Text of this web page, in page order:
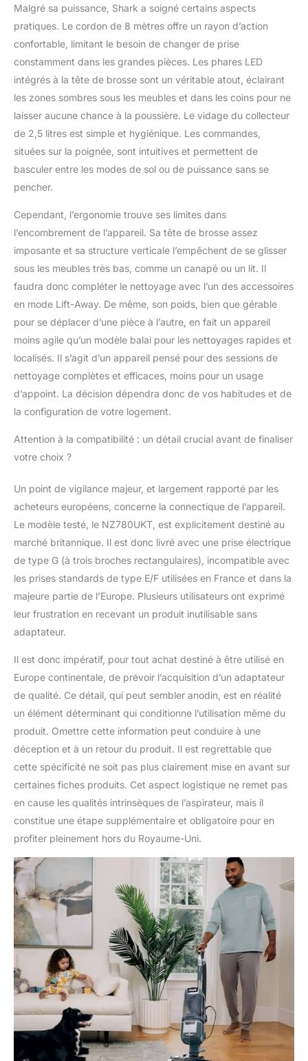
Malgré sa puissance, Shark a soigné certains aspects
pratiques. Le cordon de 8 mètres offre un rayon d’action
confortable, limitant le besoin de changer de prise
constamment dans les grandes pièces. Les phares LED
intégrés à la tête de brosse sont un véritable atout, éclairant
les zones sombres sous les meubles et dans les coins pour ne
laisser aucune chance à la poussière. Le vidage du collecteur
de 2,5 litres est simple et hygiénique. Les commandes,
situées sur la poignée, sont intuitives et permettent de
basculer entre les modes de sol ou de puissance sans se
pencher.
Cependant, l’ergonomie trouve ses limites dans
l’encombrement de l’appareil. Sa tête de brosse assez
imposante et sa structure verticale l’empêchent de se glisser
sous les meubles très bas, comme un canapé ou un lit. Il
faudra donc compléter le nettoyage avec l’un des accessoires
en mode Lift-Away. De même, son poids, bien que gérable
pour se déplacer d’une pièce à l’autre, en fait un appareil
moins agile qu’un modèle balai pour les nettoyages rapides et
localisés. Il s’agit d’un appareil pensé pour des sessions de
nettoyage complètes et efficaces, moins pour un usage
d’appoint. La décision dépendra donc de vos habitudes et de
la configuration de votre logement.
Attention à la compatibilité : un détail crucial avant de finaliser
votre choix ?
Un point de vigilance majeur, et largement rapporté par les
acheteurs européens, concerne la connectique de l’appareil.
Le modèle testé, le NZ780UKT, est explicitement destiné au
marché britannique. Il est donc livré avec une prise électrique
de type G (à trois broches rectangulaires), incompatible avec
les prises standards de type E/F utilisées en France et dans la
majeure partie de l’Europe. Plusieurs utilisateurs ont exprimé
leur frustration en recevant un produit inutilisable sans
adaptateur.
Il est donc impératif, pour tout achat destiné à être utilisé en
Europe continentale, de prévoir l’acquisition d’un adaptateur
de qualité. Ce détail, qui peut sembler anodin, est en réalité
un élément déterminant qui conditionne l’utilisation même du
produit. Omettre cette information peut conduire à une
déception et à un retour du produit. Il est regrettable que
cette spécificité ne soit pas plus clairement mise en avant sur
certaines fiches produits. Cet aspect logistique ne remet pas
en cause les qualités intrinsèques de l’aspirateur, mais il
constitue une étape supplémentaire et obligatoire pour en
profiter pleinement hors du Royaume-Uni.